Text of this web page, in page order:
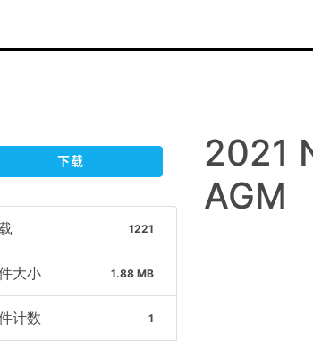
下载
1221
大小 1.88 MB
计数 1
2021
AGM